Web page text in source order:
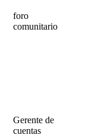
foro
comunitario
Gerente de
cuentas